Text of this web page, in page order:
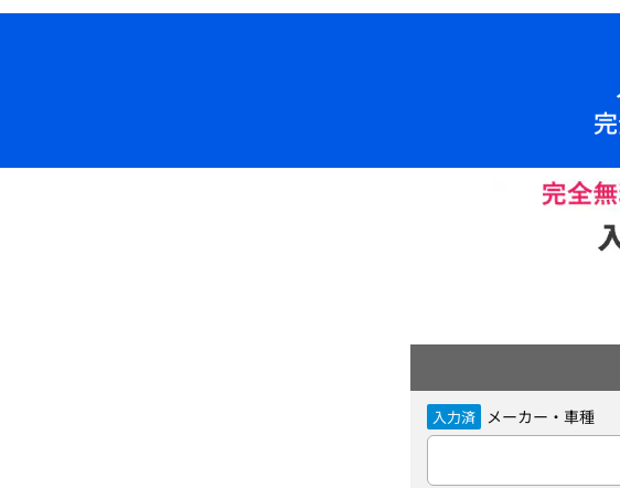
入力済 メーカー・車種